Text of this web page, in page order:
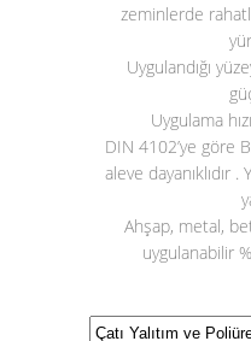
zeminlerde
Uygulandığı
Uygulama
DIN 4102’ye göre
aleve dayanıklıdır .
Ahşap, metal,
uygulanabilir